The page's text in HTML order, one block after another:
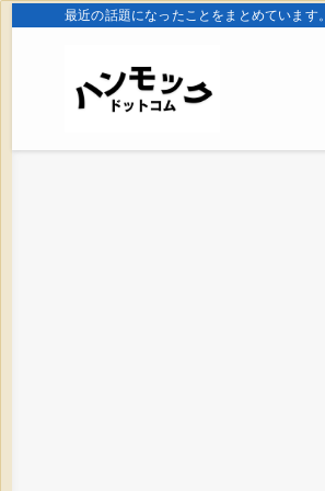
最近の話題になったことをまとめています。